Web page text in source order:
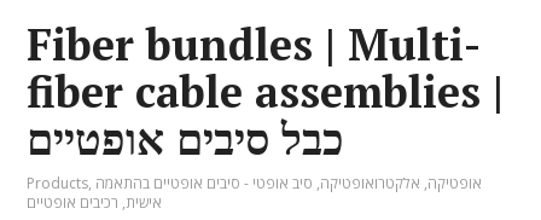
Fiber bundles | Multi-
fiber cable assemblies |
כבל סיבים אופטיים
Products, אופטיקה, אלקטרואופטיקה, סיב אופטי - סיבים אופטיים בהתאמה
אישית, רכיבים אופטיים